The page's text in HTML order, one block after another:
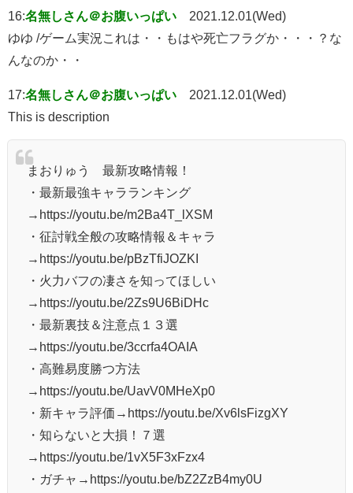
16:名無しさん＠お腹いっぱい
2021.12.01(Wed)
ゆゆ /ゲーム実況これは・・もはや死亡フラグか・・・？な
んなのか・・
17:名無しさん＠お腹いっぱい
2021.12.01(Wed)
This is description
まおりゅう 最新攻略情報！
・最新最強キャラランキング
→https://youtu.be/m2Ba4T_lXSM
・征討戦全般の攻略情報＆キャラ
→https://youtu.be/pBzTfiJOZKI
・火力バフの凄さを知ってほしい
→https://youtu.be/2Zs9U6BiDHc
・最新裏技＆注意点１３選
→https://youtu.be/3ccrfa4OAIA
・高難易度勝つ方法
→https://youtu.be/UavV0MHeXp0
・新キャラ評価→https://youtu.be/Xv6lsFizgXY
・知らないと大損！７選
→https://youtu.be/1vX5F3xFzx4
・ガチャ→https://youtu.be/bZ2ZzB4my0U